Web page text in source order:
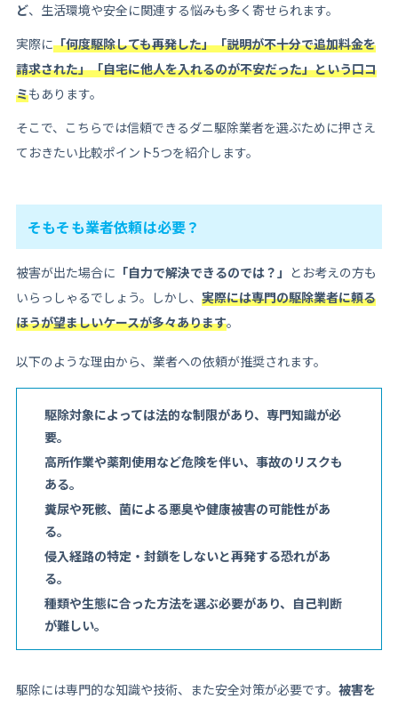
ど、生活環境や安全に関連する悩みも多く寄せられます。
実際に「何度駆除しても再発した」「説明が不十分で追加料金を
請求された」「自宅に他人を入れるのが不安だった」という口コ
ミもあります。
そこで、こちらでは信頼できるダニ駆除業者を選ぶために押さえ
ておきたい比較ポイント5つを紹介します。
そもそも業者依頼は必要？
被害が出た場合に 「自力で解決できるのでは？」 とお考えの方も
いらっしゃるでしょう。しかし、 実際には専門の駆除業者に頼る
ほうが望ましいケースが多々あります。
以下のような理由から、業者への依頼が推奨されます。
駆除対象によっては法的な制限があり、専門知識が必
要。
高所作業や薬剤使用など危険を伴い、事故のリスクも
ある。
糞尿や死骸、菌による悪臭や健康被害の可能性があ
る。
侵入経路の特定・封鎖をしないと再発する恐れがあ
る。
種類や生態に合った方法を選ぶ必要があり、自己判断
が難しい。
駆除には専門的な知識や技術、また安全対策が必要です。 被害を